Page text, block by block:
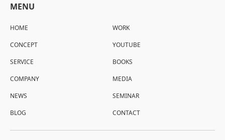
MENU
HOME
CONCEPT
SERVICE
COMPANY
NEWS
BLOG
WORK
YOUTUBE
BOOKS
MEDIA
SEMINAR
CONTACT